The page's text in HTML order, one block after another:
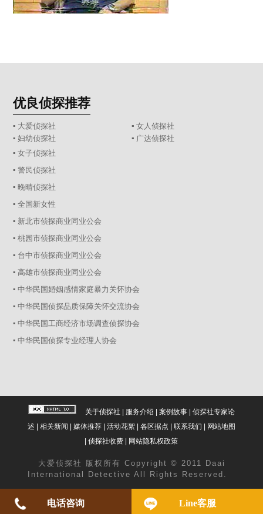
优良侦探推荐
▪ 大爱侦探社
▪ 女人侦探社
▪ 妇幼侦探社
▪ 广达侦探社
▪ 女子侦探社
▪ 警民侦探社
▪ 晚晴侦探社
▪ 全国新女性
▪ 新北市侦探商业同业公会
▪ 桃园市侦探商业同业公会
▪ 台中市侦探商业同业公会
▪ 高雄市侦探商业同业公会
▪ 中华民国婚姻感情家庭暴力关怀协会
▪ 中华民国侦探品质保障关怀交流协会
▪ 中华民国工商经济市场调查侦探协会
▪ 中华民国侦探专业经理人协会
关于侦探社 | 服务介绍 | 案例故事| 侦探社专家论
述 | 相关新闻 | 媒体推荐| 活动花絮| 各区据点 | 联系我们 | 网站地图
|侦探社收费 | 网站隐私权政策
大爱 侦探社
版权所有 Copyright © 2011 Daai
International Detective All Rights Reserved.
电话咨询 Line客服